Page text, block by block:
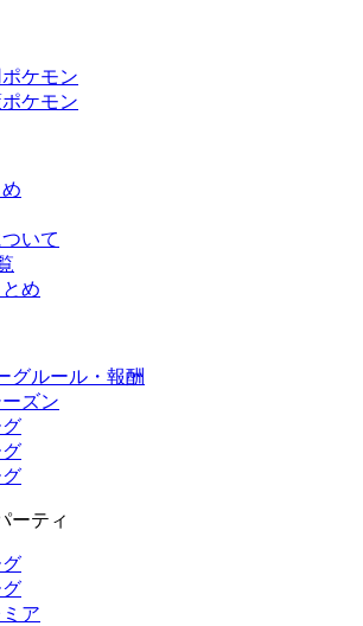
ケモン
ケモン
いて
め
グルール・報酬
ズン
ーティ
ア